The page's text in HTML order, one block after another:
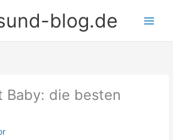
blog.de
Baby: die besten